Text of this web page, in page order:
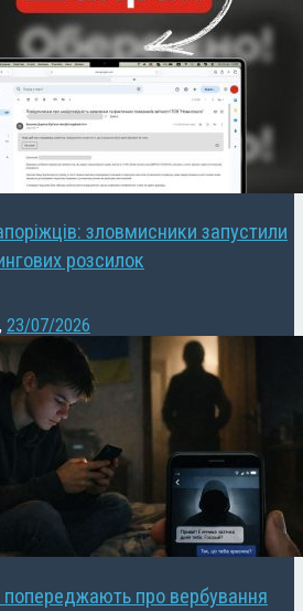
зловмисники запустили
розсилок
, 23/07/2026
попереджають про вербування